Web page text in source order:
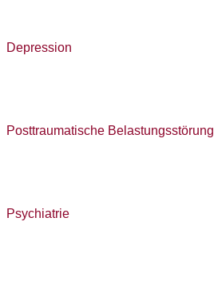
Depression
Posttraumatische Belastungsstörung
Psychiatrie